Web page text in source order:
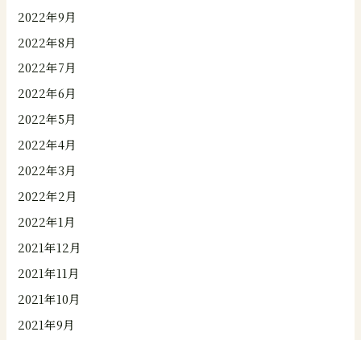
2022年9月
2022年8月
2022年7月
2022年6月
2022年5月
2022年4月
2022年3月
2022年2月
2022年1月
2021年12月
2021年11月
2021年10月
2021年9月